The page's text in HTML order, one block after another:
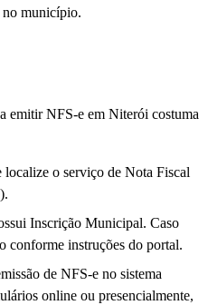
no município.
emitir NFS-e em Niterói costuma
localize o serviço de Nota Fiscal
Inscrição Municipal. Caso
conforme instruções do portal.
de NFS-e no sistema
online ou presencialmente,